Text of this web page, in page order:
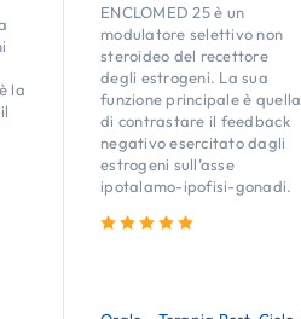
la
ENCLOMED 25 è un
modulatore selettivo non
steroideo del recettore
degli estrogeni. La sua
funzione principale è quella
di contrastare il feedback
negativo esercitato dagli
estrogeni sull’asse
ipotalamo-ipofisi-gonadi.